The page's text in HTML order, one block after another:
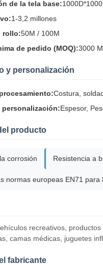
de la tela base:
1-3,2 millones
rollo:50M / 100M
de pedido (MOQ):3000
y personalización
Costura,
personalización:Espesor,
producto
corrosión Resistencia a
normas europeas EN71 para
recreativos,
camas médicas, juguetes
fabricante